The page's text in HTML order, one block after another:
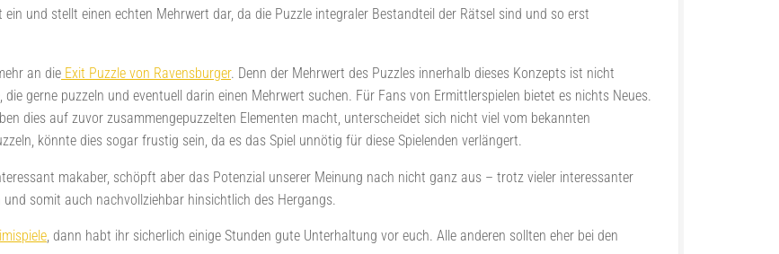
und stellt einen echten Mehrwert dar, da die Puzzle integraler Bestandteil der Rätsel sind und so erst
an die Exit Puzzle von Ravensburger. Denn der Mehrwert des Puzzles innerhalb dieses Konzepts ist nicht
gerne puzzeln und eventuell darin einen Mehrwert suchen. Für Fans von Ermittlerspielen bietet es nichts Neues.
dies auf zuvor zusammengepuzzelten Elementen macht, unterscheidet sich nicht viel vom bekannten
könnte dies sogar frustig sein, da es das Spiel unnötig für diese Spielenden verlängert.
makaber, schöpft aber das Potenzial unserer Meinung nach nicht ganz aus – trotz vieler interessanter
somit auch nachvollziehbar hinsichtlich des Hergangs.
, dann habt ihr sicherlich einige Stunden gute Unterhaltung vor euch. Alle anderen sollten eher bei den